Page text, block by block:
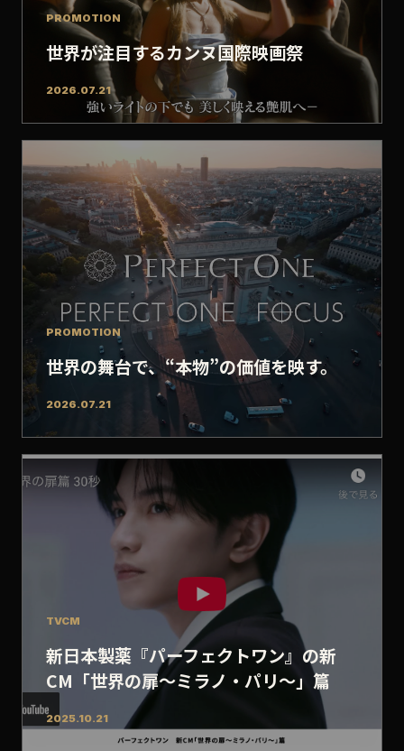
PROMOTION
世界が注目するカンヌ国際映画祭
2026.07.21
PROMOTION
世界の舞台で、“本物”の価値を映す。
2026.07.21
TVCM
新日本製薬『パーフェクトワン』の新
CM「世界の扉～ミラノ・パリ～」篇
2025.10.21